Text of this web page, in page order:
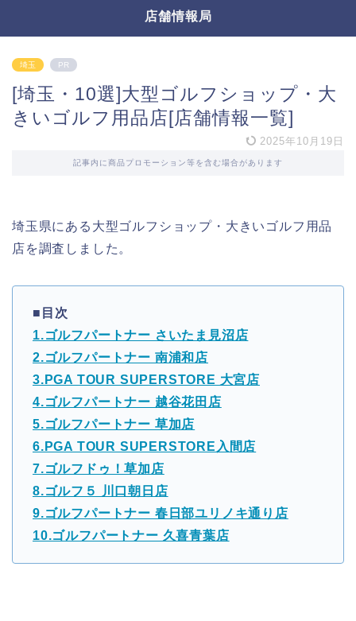
店舗情報局
埼玉 PR
[埼玉・10選]大型ゴルフショップ・大
きいゴルフ用品店[店舗情報一覧]
2025年10月19日
記事内に商品プロモーション等を含む場合があります
埼玉県にある大型ゴルフショップ・大きいゴルフ用品
店を調査しました。
■目次
1.ゴルフパートナー さいたま見沼店
2.ゴルフパートナー 南浦和店
3.PGA TOUR SUPERSTORE 大宮店
4.ゴルフパートナー 越谷花田店
5.ゴルフパートナー 草加店
6.PGA TOUR SUPERSTORE入間店
7.ゴルフドゥ！草加店
8.ゴルフ５ 川口朝日店
9.ゴルフパートナー 春日部ユリノキ通り店
10.ゴルフパートナー 久喜青葉店